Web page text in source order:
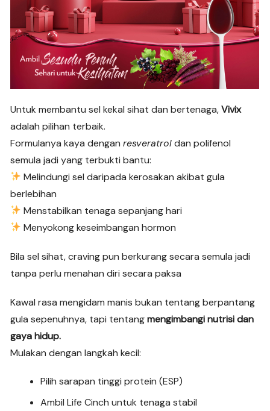
Untuk membantu sel kekal sihat dan bertenaga,Vivix
adalah pilihan terbaik.
Formulanya kaya denganresveratroldan polifenol
semula jadi yang terbukti bantu:
Melindungi sel daripada kerosakan akibat gula
berlebihan
Menstabilkan tenaga sepanjang hari
Menyokong keseimbangan hormon
Bila sel sihat, craving pun berkurang secara semula jadi
tanpa perlu menahan diri secara paksa
Kawal rasa mengidam manis bukan tentang berpantang
gula sepenuhnya, tapi tentangmengimbangi nutrisi dan
gaya hidup.
Mulakan dengan langkah kecil:
Pilih sarapan tinggi protein (ESP)
Ambil Life Cinch untuk tenaga stabil